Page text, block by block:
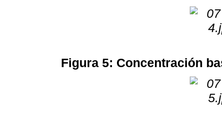
Figura 5: Concentración